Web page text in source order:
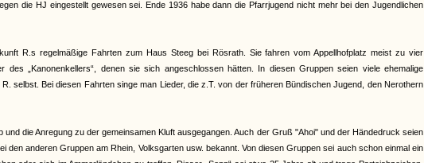
die HJ eingestellt gewesen sei. Ende 1936 habe dann die Pfarrjugend nicht mehr bei den Jugendlichen
R.s regelmäßige Fahrten zum Haus Steeg bei Rösrath. Sie fahren vom Appellhofplatz meist zu vier
„Kanonenkellers“, denen sie sich angeschlossen hätten. In diesen Gruppen seien viele ehemalige
selbst. Bei diesen Fahrten singe man Lieder, die z.T. von der früheren Bündischen Jugend, den Nerothern
die Anregung zu der gemeinsamen Kluft ausgegangen. Auch der Gruß "Ahoi" und der Händedruck seien
anderen Gruppen am Rhein, Volksgarten usw. bekannt. Von diesen Gruppen sei auch schon einmal ein